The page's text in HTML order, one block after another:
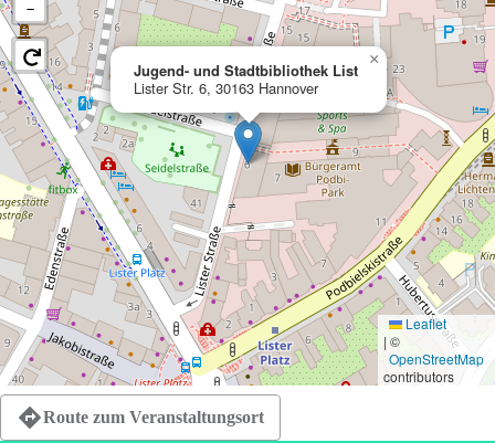
Jugend- und Stadtbibliothek List
Lister Str. 6, 30163 Hannover
×
−
Leaflet
| ©
OpenStreetMap
contributors
Route zum Veranstaltungsort